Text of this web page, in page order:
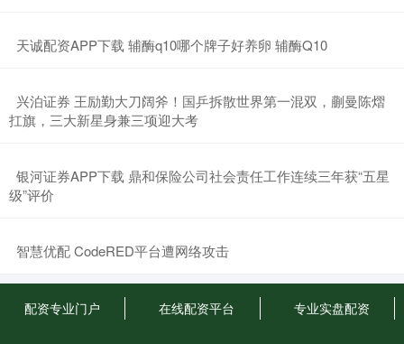
​天诚配资APP下载 辅酶q10哪个牌子好养卵 辅酶Q10
​兴泊证券 王励勤大刀阔斧！国乒拆散世界第一混双，蒯曼陈熠
扛旗，三大新星身兼三项迎大考
​银河证券APP下载 鼎和保险公司社会责任工作连续三年获“五星
级”评价
​智慧优配 CodeRED平台遭网络攻击
配资专业门户 在线配资平台 专业实盘配资